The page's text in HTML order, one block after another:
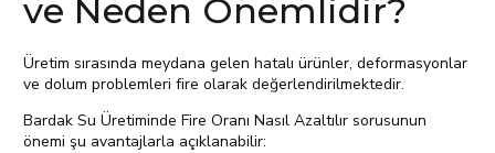
ve Neden Önemlidir?
Üretim sırasında meydana gelen hatalı ürünler, deformasyonlar
ve dolum problemleri fire olarak değerlendirilmektedir.
Bardak Su Üretiminde Fire Oranı Nasıl Azaltılır sorusunun
önemi şu avantajlarla açıklanabilir: